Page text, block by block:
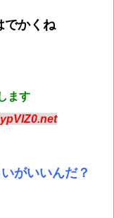
でかくね
ます
がいいんだ？